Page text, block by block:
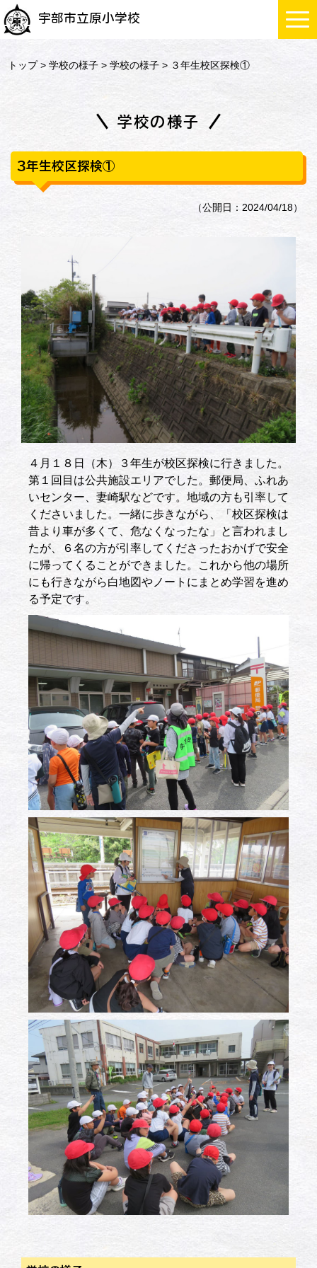
宇部市立原小学校
トップ>学校の様子 >学校の様子 > ３年生校区探検①
学校の様子
３年生校区探検①
（公開日：2024/04/18）
４月１８日（木）３年生が校区探検に行きました。
第１回目は公共施設エリアでした。郵便局、ふれあ
いセンター、妻崎駅などです。地域の方も引率して
くださいました。一緒に歩きながら、「校区探検は
昔より車が多くて、危なくなったな」と言われまし
たが、６名の方が引率してくださったおかげで安全
に帰ってくることができました。これから他の場所
にも行きながら白地図やノートにまとめ学習を進め
る予定です。